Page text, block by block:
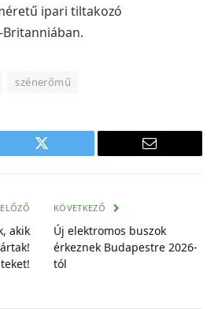
ipari tiltakozó
szénerőmű
Twitter
E-
ELŐZŐ
akik
KÖVETKEZŐ
Új elektromos buszok
érkeznek Budapestre 2026-
tól